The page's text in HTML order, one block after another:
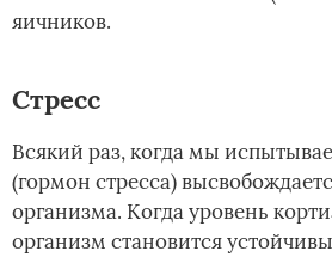
яичников.
Стресс
Всякий раз, когда мы
(гормон стресса)
организма. Когда уровень
организм становится